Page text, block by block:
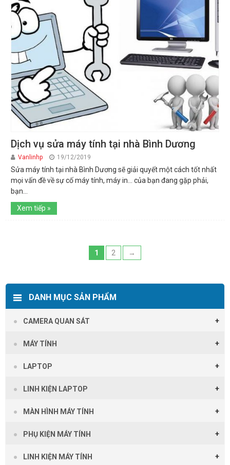
Dịch vụ sửa máy tính tại nhà Bình Dương
Vanlinhp 19/12/2019
Sửa máy tính tại nhà Bình Dương sẽ giải quyết một cách tốt nhất
mọi vấn đề về sự cố máy tính, máy in… của bạn đang gặp phải,
bạn...
Xem tiếp »
1 2 →
DANH MỤC SẢN PHẨM
CAMERA QUAN SÁT
MÁY TÍNH
LAPTOP
LINH KIỆN LAPTOP
MÀN HÌNH MÁY TÍNH
PHỤ KIỆN MÁY TÍNH
LINH KIỆN MÁY TÍNH